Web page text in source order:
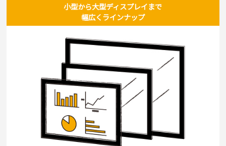
小型から大型ディスプレイまで
幅広くラインナップ